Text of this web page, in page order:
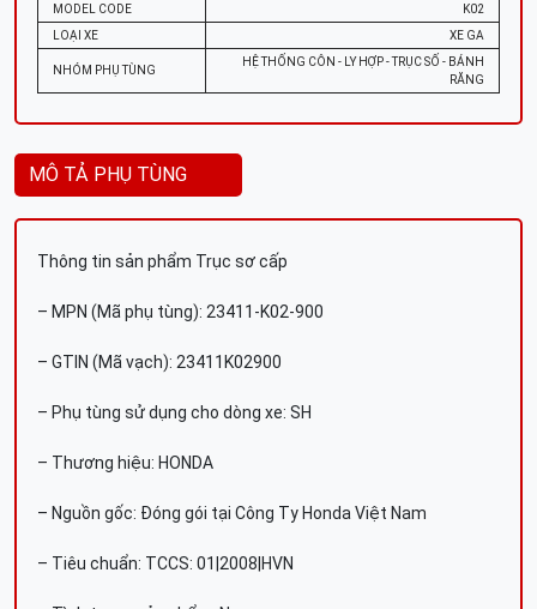
MODEL CODE
K02
LOẠI XE
XE GA
NHÓM PHỤ TÙNG
HỆ THỐNG CÔN - LY HỢP - TRỤC SỐ - BÁNH
RĂNG
MÔ TẢ PHỤ TÙNG
Thông tin sản phẩm Trục sơ cấp
– MPN (Mã phụ tùng): 23411-K02-900
– GTIN (Mã vạch): 23411K02900
– Phụ tùng sử dụng cho dòng xe: SH
– Thương hiệu: HONDA
– Nguồn gốc: Đóng gói tại Công Ty Honda Việt Nam
– Tiêu chuẩn: TCCS: 01|2008|HVN